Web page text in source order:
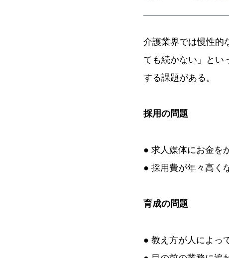
介護業界では慢性的
ても続かない」とい
する課題がある。
採用の問題
● 求人媒体にお金を
● 採用費が年々高く
育成の問題
● 教え方が人によっ